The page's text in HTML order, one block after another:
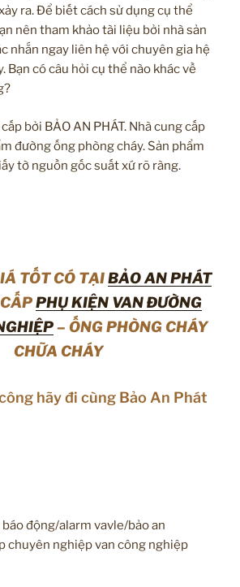
ra. Để biết cách sử dụng cụ thể
nên tham khảo tài liệu bởi nhà sản
nhắn ngay liên hệ với chuyên gia hệ
Bạn có câu hỏi cụ thể nào khác về
bởi BẢO AN PHÁT. Nhà cung cấp
đường ống phòng cháy. Sản phẩm
tờ nguồn gốc suất xứ rõ ràng.
TỐT CÓ TẠIBẢO AN PHÁT
PHỤ KIỆN VAN ĐƯỜNG
– ỐNG PHÒNG CHÁY
CHỮA CHÁY
hãy đi cùng Bảo An Phát
động/alarm vavle/bảo an
chuyên nghiệp van công nghiệp